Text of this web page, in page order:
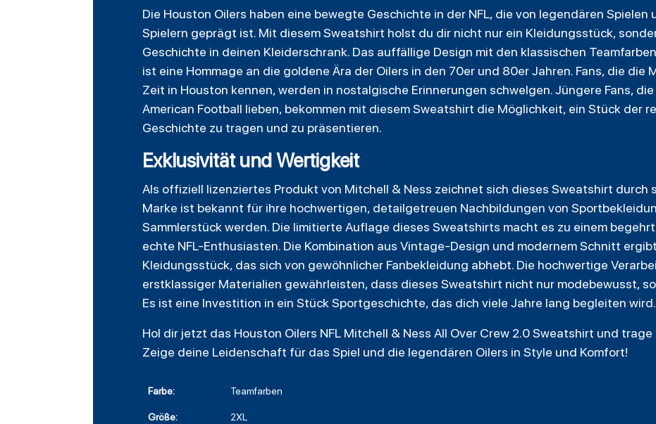
Die Houston Oilers haben eine bewegte Geschichte in der NFL, die von legendären Spielen
Spielern geprägt ist. Mit diesem Sweatshirt holst du dir nicht nur ein Kleidungsstück,
Geschichte in deinen Kleiderschrank. Das auffällige Design mit den klassischen
ist eine Hommage an die goldene Ära der Oilers in den 70er und 80er Jahren. Fans, die die
Zeit in Houston kennen, werden in nostalgische Erinnerungen schwelgen. Jüngere Fans,
American Football lieben, bekommen mit diesem Sweatshirt die Möglichkeit, ein Stück der
Geschichte zu tragen und zu präsentieren.
Exklusivität und Wertigkeit
Als offiziell lizenziertes Produkt von Mitchell & Ness zeichnet sich dieses Sweatshirt durch
Marke ist bekannt für ihre hochwertigen, detailgetreuen Nachbildungen von
Sammlerstück werden. Die limitierte Auflage dieses Sweatshirts macht es zu einem
echte NFL-Enthusiasten. Die Kombination aus Vintage-Design und modernem Schnitt
Kleidungsstück, das sich von gewöhnlicher Fanbekleidung abhebt. Die hochwertige
erstklassiger Materialien gewährleisten, dass dieses Sweatshirt nicht nur modebewusst,
Es ist eine Investition in ein Stück Sportgeschichte, das dich viele Jahre lang begleiten wird.
Hol dir jetzt das Houston Oilers NFL Mitchell & Ness All Over Crew 2.0 Sweatshirt und
Zeige deine Leidenschaft für das Spiel und die legendären Oilers in Style und Komfort!
Farbe: Teamfarben
Größe: 2XL